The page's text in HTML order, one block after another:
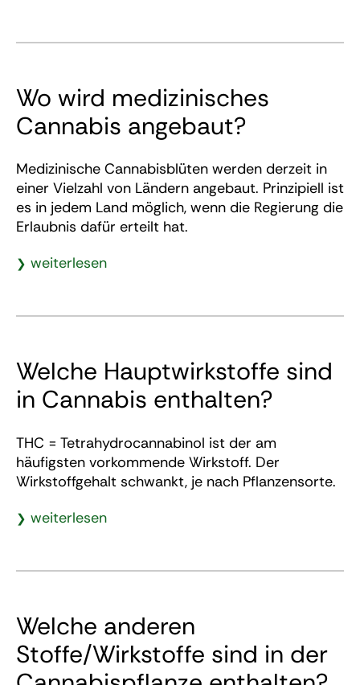
Wo wird medizinisches
Cannabis angebaut?
Medizinische Cannabisblüten werden derzeit in
einer Vielzahl von Ländern angebaut. Prinzipiell ist
es in jedem Land möglich, wenn die Regierung die
Erlaubnis dafür erteilt hat.
weiterlesen
Welche Hauptwirkstoffe sind
in Cannabis enthalten?
THC = Tetrahydrocannabinol ist der am
häufigsten vorkommende Wirkstoff. Der
Wirkstoffgehalt schwankt, je nach Pflanzensorte.
weiterlesen
Welche anderen
Stoffe/Wirkstoffe sind in der